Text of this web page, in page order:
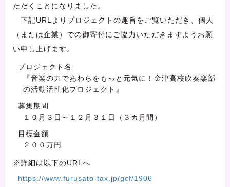
ただくことになりました。
下記URLよりプロジェクトの趣旨をご覧いただき、個人
（または企業）での御寄付にご協力いただきますようお願
い申し上げます。
プロジェクト名
『音楽の力であわらをもっと元気に！金津高校吹奏楽部
の活動活性化プロジェクト』
募集期間
１０月３日～１２月３１日（３カ月間）
目標金額
２００万円
※詳細は以下のURLへ
https://www.furusato-tax.jp/gcf/1906